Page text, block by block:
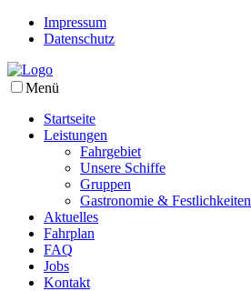
Impressum
Datenschutz
Menü
Startseite
Leistungen
Fahrgebiet
Unsere Schiffe
Gruppen
Gastronomie & Festlichkeiten
Aktuelles
Fahrplan
FAQ
Jobs
Kontakt